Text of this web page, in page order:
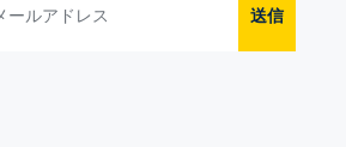
送信